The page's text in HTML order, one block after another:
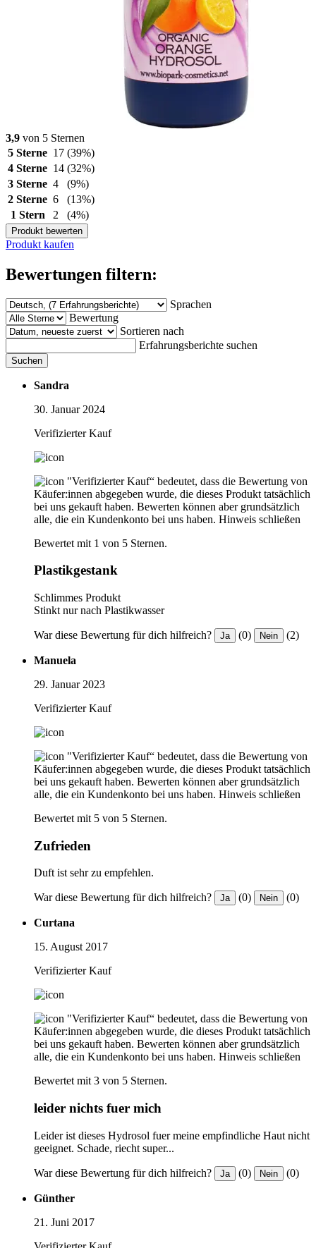
3,9 von 5 Sternen
5 Sterne 17 (39%)
4 Sterne 14 (32%)
3 Sterne 4
(9%)
2 Sterne 6
(13%)
1 Stern
2 (4%)
Produkt bewerten
Produkt kaufen
Bewertungen filtern:
Sprachen
Bewertung
Sortieren nach
Erfahrungsberichte suchen
Suchen
Sandra
30. Januar 2024
Verifizierter Kauf
"Verifizierter Kauf“ bedeutet, dass die Bewertung von
Käufer:innen abgegeben wurde, die dieses Produkt tatsächlich
bei uns gekauft haben. Bewerten können aber grundsätzlich
alle, die ein Kundenkonto bei uns haben. Hinweis schließen
Bewertet mit 1 von 5 Sternen.
Plastikgestank
Schlimmes Produkt
Stinkt nur nach Plastikwasser
War diese Bewertung für dich hilfreich? Ja (0) Nein (2)
Manuela
29. Januar 2023
Verifizierter Kauf
"Verifizierter Kauf“ bedeutet, dass die Bewertung von
Käufer:innen abgegeben wurde, die dieses Produkt tatsächlich
bei uns gekauft haben. Bewerten können aber grundsätzlich
alle, die ein Kundenkonto bei uns haben. Hinweis schließen
Bewertet mit 5 von 5 Sternen.
Zufrieden
Duft ist sehr zu empfehlen.
War diese Bewertung für dich hilfreich? Ja (0) Nein (0)
Curtana
15. August 2017
Verifizierter Kauf
"Verifizierter Kauf“ bedeutet, dass die Bewertung von
Käufer:innen abgegeben wurde, die dieses Produkt tatsächlich
bei uns gekauft haben. Bewerten können aber grundsätzlich
alle, die ein Kundenkonto bei uns haben. Hinweis schließen
Bewertet mit 3 von 5 Sternen.
leider nichts fuer mich
Leider ist dieses Hydrosol fuer meine empfindliche Haut nicht
geeignet. Schade, riecht super...
War diese Bewertung für dich hilfreich? Ja (0) Nein (0)
Günther
21. Juni 2017